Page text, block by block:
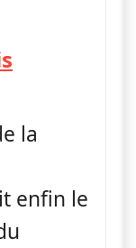
la
enfin le